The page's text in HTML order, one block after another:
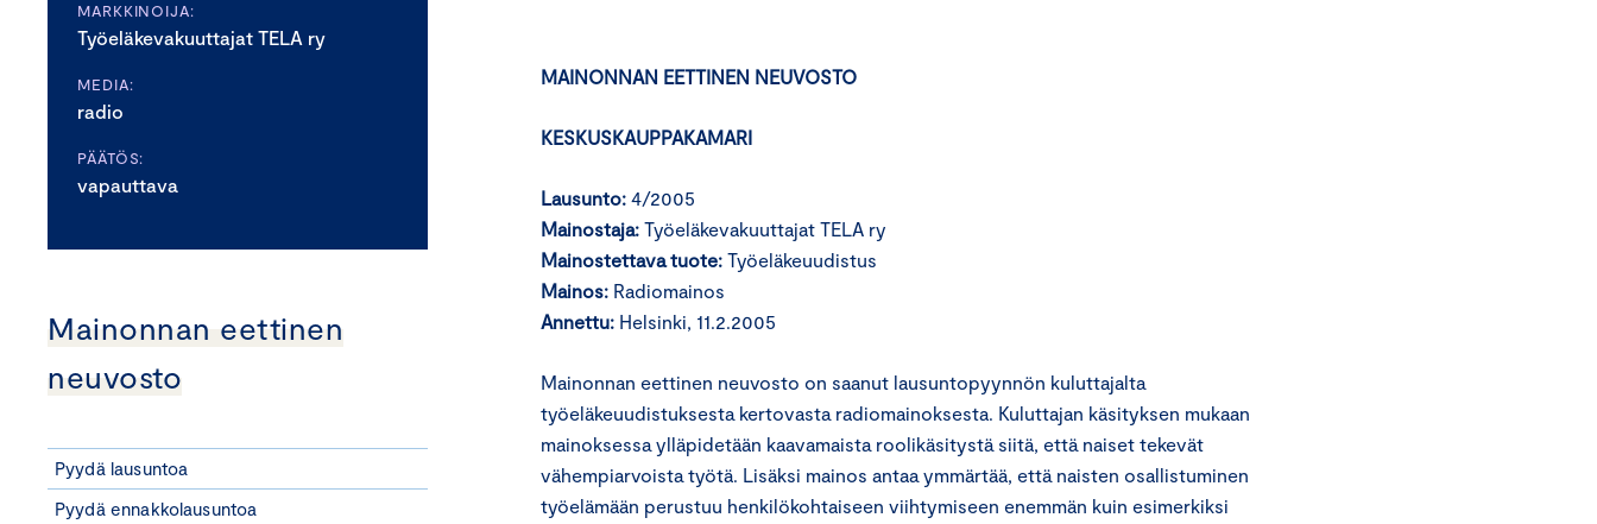
MARKKINOIJA:
Työeläkevakuuttajat TELA ry
MEDIA:
radio
PÄÄTÖS:
vapauttava
Mainonnan eettinen
neuvosto
Pyydä lausuntoa
Pyydä ennakkolausuntoa
MAINONNAN EETTINEN NEUVOSTO
KESKUSKAUPPAKAMARI
Lausunto: 4/2005
Mainostaja: Työeläkevakuuttajat TELA ry
Mainostettava tuote: Työeläkeuudistus
Mainos: Radiomainos
Annettu: Helsinki, 11.2.2005
Mainonnan eettinen neuvosto on saanut lausuntopyynnön kuluttajalta
työeläkeuudistuksesta kertovasta radiomainoksesta. Kuluttajan käsityksen mukaan
mainoksessa ylläpidetään kaavamaista roolikäsitystä siitä, että naiset tekevät
vähempiarvoista työtä. Lisäksi mainos antaa ymmärtää, että naisten osallistuminen
työelämään perustuu henkilökohtaiseen viihtymiseen enemmän kuin esimerkiksi